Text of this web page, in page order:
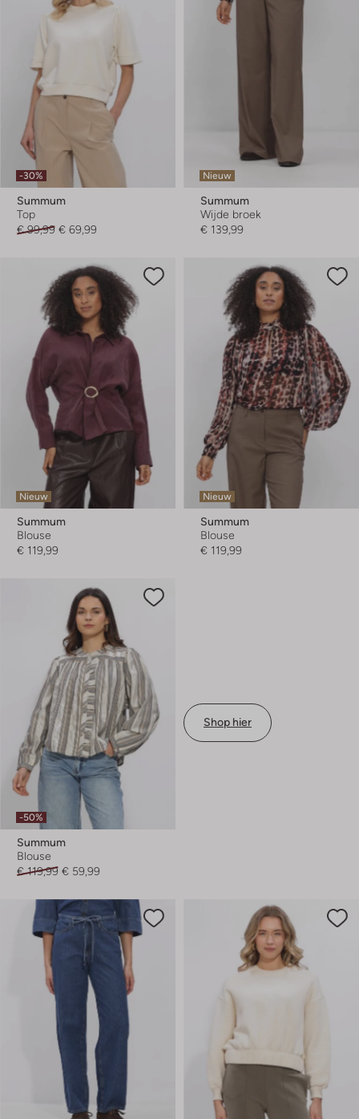
-30%
Summum
Top
€ 99,99 € 69,99
Nieuw
Summum
Wijde broek
€ 139,99
Nieuw
Summum
Blouse
€ 119,99
Nieuw
Summum
Blouse
€ 119,99
-50%
Summum
Blouse
€ 119,99 € 59,99
Shop hier